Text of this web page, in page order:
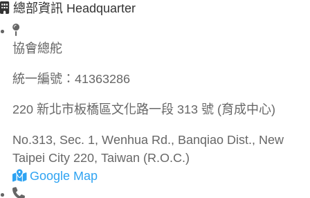
總部資訊 Headquarter
協會總舵
統一編號： 41363286
220 新北市板橋區文化路一段 313 號 (育成中心)
No.313, Sec. 1, Wenhua Rd., Banqiao Dist., New
Taipei City 220, Taiwan (R.O.C.)
Google Map